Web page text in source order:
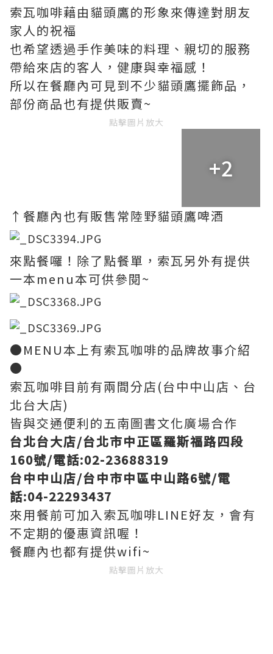
索瓦咖啡藉由貓頭鷹的形象來傳達對朋友
家人的祝福
也希望透過手作美味的料理、親切的服務
帶給來店的客人，健康與幸福感！
所以在餐廳內可見到不少貓頭鷹擺飾品，
部份商品也有提供販賣~
點擊圖片放大
+2
↑餐廳內也有販售常陸野貓頭鷹啤酒
來點餐囉！除了點餐單，索瓦另外有提供
一本menu本可供參閱~
●MENU本上有索瓦咖啡的品牌故事介紹
●
索瓦咖啡目前有兩間分店(台中中山店、台
北台大店)
皆與交通便利的五南圖書文化廣場合作
台北台大店/台北市中正區羅斯福路四段
160號/電話:02-23688319
台中中山店/台中市中區中山路6號/電
話:04-22293437
來用餐前可加入索瓦咖啡LINE好友，會有
不定期的優惠資訊喔！
餐廳內也都有提供wifi~
點擊圖片放大